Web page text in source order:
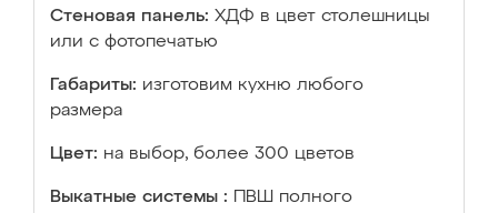
Стеновая панель: ХДФ в цвет столешницы
или с фотопечатью
Габариты: изготовим кухню любого
размера
Цвет: на выбор, более 300 цветов
Выкатные системы :
ПВШ полного